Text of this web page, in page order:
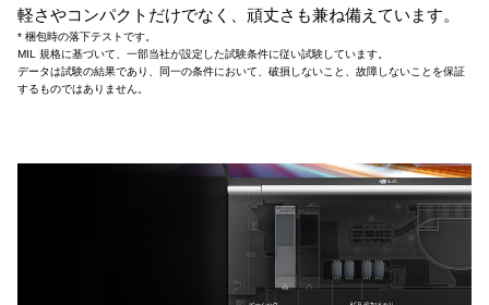
軽さやコンパクトだけでなく、頑丈さも兼ね備えています。
* 梱包時の落下テストです。
MIL 規格に基づいて、一部当社が設定した試験条件に従い試験しています。
データは試験の結果であり、同一の条件において、破損しないこと、故障しないことを保証
するものではありません。